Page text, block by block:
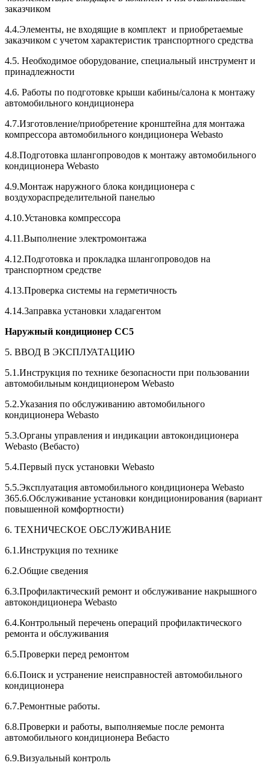
заказчиком
4.4.Элементы, не входящие в комплект и приобретаемые
заказчиком с учетом характеристик транспортного средства
4.5. Необходимое оборудование, специальный инструмент и
принадлежности
4.6. Работы по подготовке крыши кабины/салона к монтажу
автомобильного кондиционера
4.7.Изготовление/приобретение кронштейна для монтажа
компрессора автомобильного кондиционера Webasto
4.8.Подготовка шлангопроводов к монтажу автомобильного
кондиционера Webasto
4.9.Монтаж наружного блока кондиционера с
воздухораспределительной панелью
4.10.Установка компрессора
4.11.Выполнение электромонтажа
4.12.Подготовка и прокладка шлангопроводoв на
транспортном средстве
4.13.Проверка системы на герметичность
4.14.3аправка установки хладагентом
Наружный кондиционер СС5
5. ВВОД В ЭКСПЛУАТАЦИЮ
5.1.Инструкция по технике безопасности при пользовании
автомобильным кондиционером Webasto
5.2.Указания по обслуживанию автомобильного
кондиционера Webasto
5.3.Органы управления и индикации автокондиционера
Webasto (Вебасто)
5.4.Первый пуск установки Webasto
5.5.Эксплуатация автомобильного кондиционера Webasto
365.6.Обслуживание установки кондиционирования (вариант
повышенной комфортности)
6. ТЕХНИЧЕСКОЕ ОБСЛУЖИВАНИЕ
6.1.Инструкция по технике
6.2.Общие сведения
6.3.Профилактический ремонт и обслуживание накрышного
автокондиционера Webasto
6.4.Контрольный перечень операций профилактического
ремонта и обслуживания
6.5.Проверки перед ремонтом
6.6.Поиск и устранение неисправностей автомобильного
кондиционера
6.7.Ремонтные работы.
6.8.Проверки и работы, выполняемые после ремонта
автомобильного кондиционера Вебасто
6.9.Визуальный контроль